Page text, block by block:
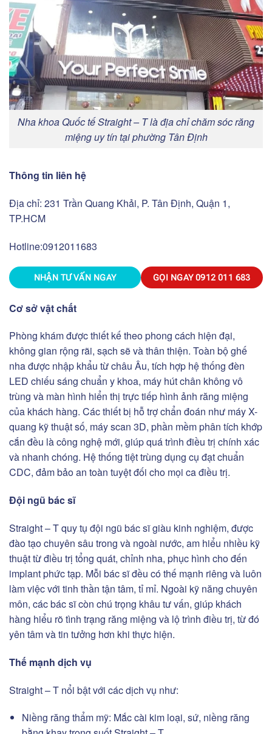
Nha khoa Quốc tế Straight – T là địa chỉ chăm sóc răng
miệng uy tín tại phường Tân Định
Thông tin liên hệ
Địa chỉ: 231 Trần Quang Khải, P. Tân Định, Quận 1,
TP.HCM
Hotline:0912011683
NHẬN TƯ VẤN NGAY GỌI NGAY0912 011 683
Cơ sở vật chất
Phòng khám được thiết kế theo phong cách hiện đại,
không gian rộng rãi, sạch sẽ và thân thiện. Toàn bộ ghế
nha được nhập khẩu từ châu Âu, tích hợp hệ thống đèn
LED chiếu sáng chuẩn y khoa, máy hút chân không vô
trùng và màn hình hiển thị trực tiếp hình ảnh răng miệng
của khách hàng. Các thiết bị hỗ trợ chẩn đoán như máy X-
quang kỹ thuật số, máy scan 3D, phần mềm phân tích khớp
cắn đều là công nghệ mới, giúp quá trình điều trị chính xác
và nhanh chóng. Hệ thống tiệt trùng dụng cụ đạt chuẩn
CDC, đảm bảo an toàn tuyệt đối cho mọi ca điều trị.
Đội ngũ bác sĩ
Straight – T quy tụ đội ngũ bác sĩ giàu kinh nghiệm, được
đào tạo chuyên sâu trong và ngoài nước, am hiểu nhiều kỹ
thuật từ điều trị tổng quát, chỉnh nha, phục hình cho đến
implant phức tạp. Mỗi bác sĩ đều có thế mạnh riêng và luôn
làm việc với tinh thần tận tâm, tỉ mỉ. Ngoài kỹ năng chuyên
môn, các bác sĩ còn chú trọng khâu tư vấn, giúp khách
hàng hiểu rõ tình trạng răng miệng và lộ trình điều trị, từ đó
yên tâm và tin tưởng hơn khi thực hiện.
Thế mạnh dịch vụ
Straight – T nổi bật với các dịch vụ như:
Niềng răng thẩm mỹ: Mắc cài kim loại, sứ, niềng răng